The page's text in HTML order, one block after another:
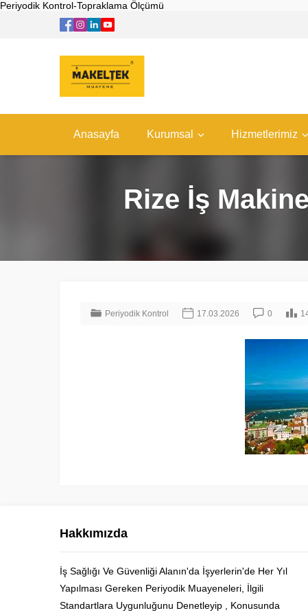
Periyodik Kontrol-Topraklama Ölçümü
Anasayfa Kurumsal Hizmetlerimiz
Rize İş
Periyodik Kontrol 17.03.2026 0
Hakkımızda
İş Sağlığı Ve Güvenliği Alanın'da İşyerlerin'de Her Yıl
Yapılması Gereken Periyodik Muayeneleri, İlgili
Standartlara Uygunluğunu Denetleyip , Konusunda
Cüneyt Bey